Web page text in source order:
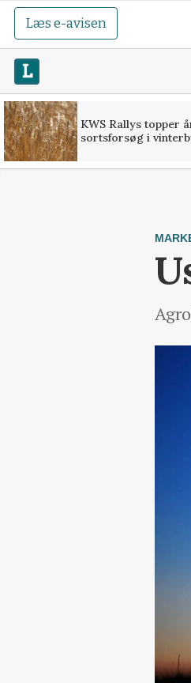
Læs e-avisen
KWS Rallys topper
sortsforsøg i